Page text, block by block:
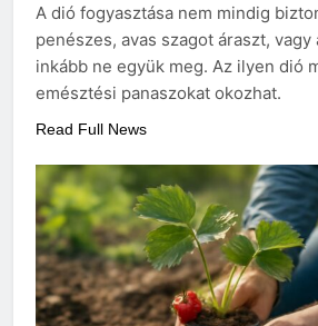
A dió fogyasztása nem mindig
penészes, avas szagot áraszt, vagy
inkább ne együk meg. Az ilyen dió
emésztési panaszokat okozhat.
Read Full News